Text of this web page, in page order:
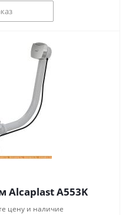
Alcaplast A553K
цену и наличие